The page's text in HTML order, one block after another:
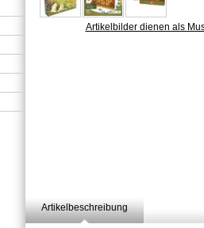
Artikelbilder dienen als
Artikelbeschreibung